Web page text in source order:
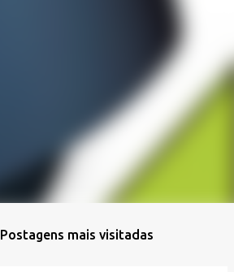
Postagens mais visitadas